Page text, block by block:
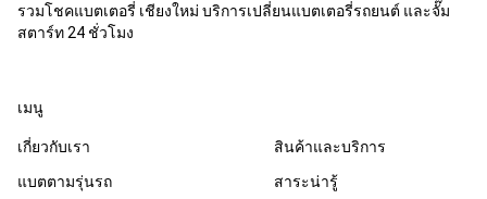
รวมโชคแบตเตอรี่ เชียงใหม่ บริการเปลี่ยนแบตเตอรี่รถยนต์ และจั๊ม
สตาร์ท 24 ชั่วโมง
เมนู
เกี่ยวกับเรา
สินค้าและบริการ
แบตตามรุ่นรถ
สาระน่ารู้